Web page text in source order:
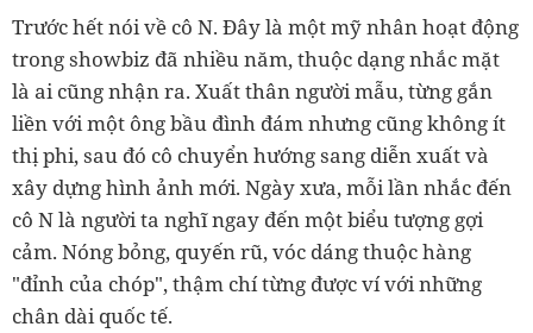
Trước hết nói về cô N. Đây là một mỹ nhân hoạt động
trong showbiz đã nhiều năm, thuộc dạng nhắc mặt
là ai cũng nhận ra. Xuất thân người mẫu, từng gắn
liền với một ông bầu đình đám nhưng cũng không ít
thị phi, sau đó cô chuyển hướng sang diễn xuất và
xây dựng hình ảnh mới. Ngày xưa, mỗi lần nhắc đến
cô N là người ta nghĩ ngay đến một biểu tượng gợi
cảm. Nóng bỏng, quyến rũ, vóc dáng thuộc hàng
"đỉnh của chóp", thậm chí từng được ví với những
chân dài quốc tế.